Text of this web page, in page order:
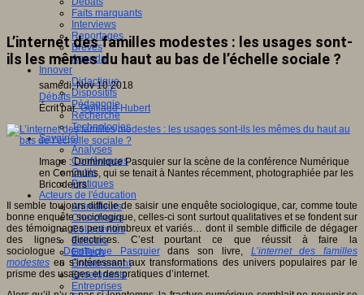
Faits marquants
Interviews
Reportages
Brèves
Agenda
Innover
Didactique
Dispositifs
Pédagogie
Recherche
Technologies
Savoir(s)
Analyses
Conférences
Outils
Pratiques
Acteurs de l'éducation
Animateurs
Chercheurs
Collectivités
Editeurs
EdTech
Encadrement
Enseignants
Entreprises
L’internet des familles modestes : les usages sont-
ils les mêmes du haut au bas de l’échelle sociale ?
samedi, Nov 10 2018
Débats
Écrit parGuillaud Hubert
Image : Dominique Pasquier sur la scène de la conférence Numérique
en Communs, qui se tenait à Nantes récemment, photographiée par les
Bricodeurs
Il semble toujours difficile de saisir une enquête sociologique, car, comme toute
bonne enquête sociologique, celles-ci sont surtout qualitatives et se fondent sur
des témoignages peu nombreux et variés… dont il semble difficile de dégager
des lignes directrices. C’est pourtant ce que réussit à faire la
sociologueDominique Pasquierdans son livre, L’internet des familles
modestes en s’intéressant aux transformations des univers populaires par le
prisme des usages et des pratiques d’internet.